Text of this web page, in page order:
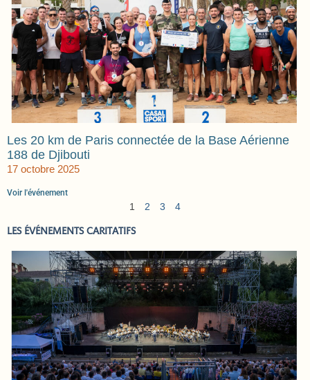
Les 20 km de Paris connectée de la Base Aérienne
188 de Djibouti
17 octobre 2025
Voir l'événement
1 2 3 4
LES ÉVÉNEMENTS CARITATIFS